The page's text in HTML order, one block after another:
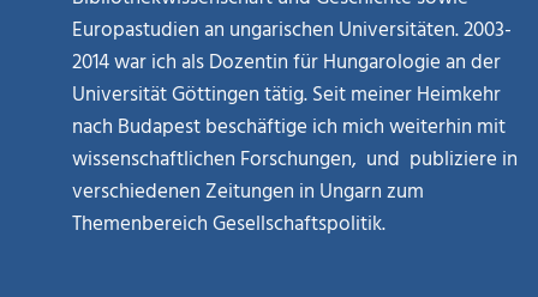
Europastudien an ungarischen Universitäten. 2003-
2014 war ich als Dozentin für Hungarologie an der
Universität Göttingen tätig. Seit meiner Heimkehr
nach Budapest beschäftige ich mich weiterhin mit
wissenschaftlichen Forschungen, und publiziere in
verschiedenen Zeitungen in Ungarn zum
Themenbereich Gesellschaftspolitik.